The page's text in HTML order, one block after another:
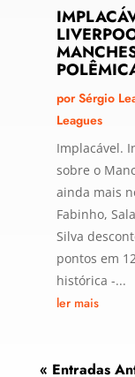
porSérgio
Leagues
Implacável.
sobre o
ainda mais
Fabinho,
Silva
pontos em
histórica -...
ler mais
« Entradas